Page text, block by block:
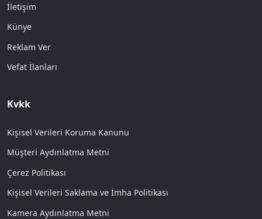
İletişim
Künye
Reklam Ver
Vefat İlanları
Kvkk
Kişisel Verileri Koruma Kanunu
Müşteri Aydınlatma Metni
Çerez Politikası
Kişisel Verileri Saklama ve İmha Politikası
Kamera Aydınlatma Metni